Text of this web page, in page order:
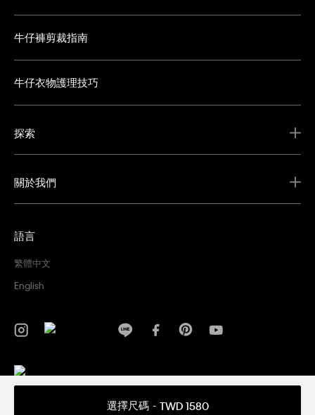
選擇尺碼 TWD 1580
牛仔褲剪裁指南
牛仔衣物護理技巧
探索
關於我們
語言
繁體中文
English
條款及細則